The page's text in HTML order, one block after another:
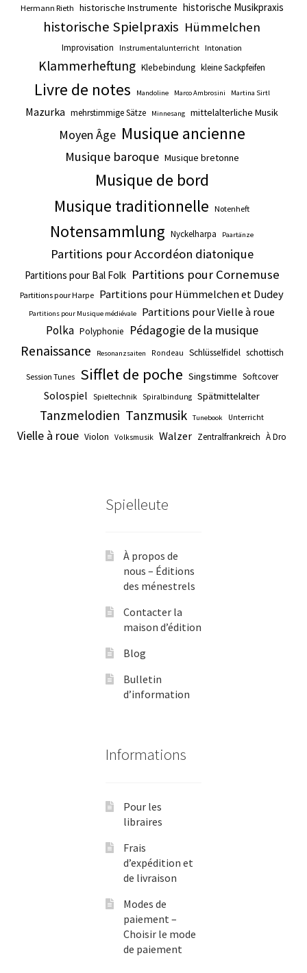
Hermann Rieth historische Instrumente historische Musikpraxis
historische Spielpraxis Hümmelchen
Improvisation Instrumentalunterricht Intonation
Klammerheftung Klebebindung kleine Sackpfeifen
Livre de notes Mandoline Marco Ambrosini Martina Sirtl
Mazurka mehrstimmige Sätze Minnesang mittelalterliche Musik
Moyen Âge Musique ancienne
Musique baroque Musique bretonne
Musique de bord
Musique traditionnelle Notenheft
Notensammlung Nyckelharpa Paartänze
Partitions pour Accordéon diatonique
Partitions pour Bal Folk Partitions pour Cornemuse
Partitions pour Harpe Partitions pour Hümmelchen et Dudey
Partitions pour Musique médiévale Partitions pour Vielle à roue
Polka Polyphonie Pédagogie de la musique
Renaissance Resonanzsaiten Rondeau Schlüsselfidel schottisch
Session Tunes Sifflet de poche Singstimme Softcover
Solospiel Spieltechnik Spiralbindung Spätmittelalter
Tanzmelodien Tanzmusik Tunebook Unterricht
Vielle à roue Violon Volksmusik Walzer Zentralfrankreich À Dro
Spielleute
À propos de
nous – Éditions
des ménestrels
Contacter la
maison d’édition
Blog
Bulletin
d’information
Informations
Pour les
libraires
Frais
d’expédition et
de livraison
Modes de
paiement –
Choisir le mode
de paiement